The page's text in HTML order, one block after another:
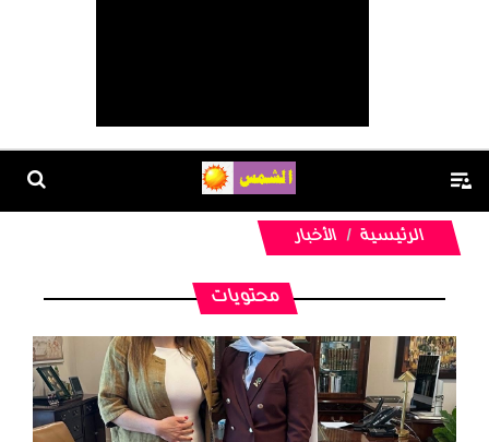
الرئيسية الأخبار
محتويات